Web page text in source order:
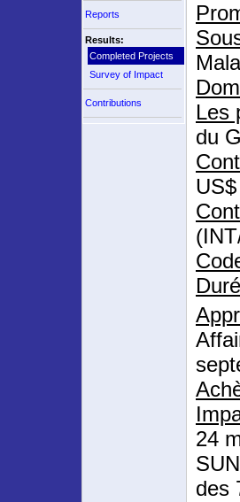
Reports
Results:
Completed Projects
Survey of Impact
Contributions
Les
du
24
des